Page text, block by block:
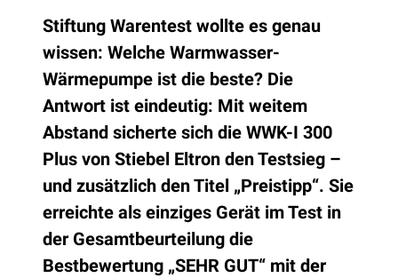
Stiftung Warentest wollte es genau
wissen: Welche Warmwasser-
Wärmepumpe ist die beste? Die
Antwort ist eindeutig: Mit weitem
Abstand sicherte sich die WWK-I 300
Plus von Stiebel Eltron den Testsieg –
und zusätzlich den Titel „Preistipp“. Sie
erreichte als einziges Gerät im Test in
der Gesamtbeurteilung die
Bestbewertung „SEHR GUT“ mit der